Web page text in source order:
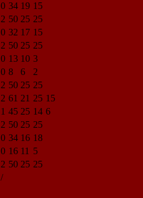
0 34 19 15
2 50 25 25
0 32 17 15
2 50 25 25
0 13 10 3
0 8 6
2
2 50 25 25
2 61 21 25 15
1 45 25 14 6
2 50 25 25
0 34 16 18
0 16 11 5
2 50 25 25
/